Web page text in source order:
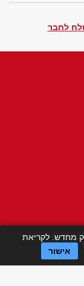
לחבר
מחדש. לקריאת
אישור